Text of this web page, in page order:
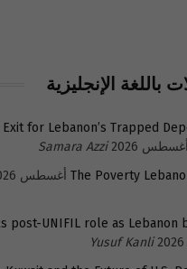
باللغة الإنجليزية
Exit for Lebanon’s Trapped
Samara Azzi
The Poverty
post-UNIFIL role as Lebanon
Yusuf Kanli